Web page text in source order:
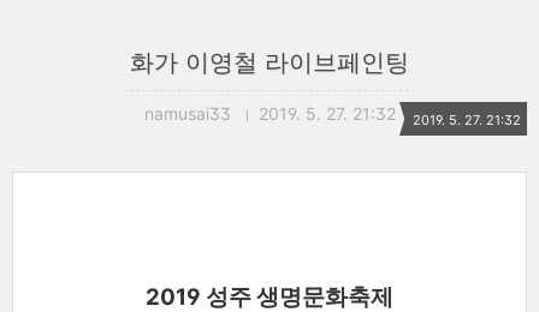
화가 이영철 라이브페인팅
namusai33 2019. 5. 27. 21:32 2019. 5. 27. 21:32
2019 성주 생명문화축제